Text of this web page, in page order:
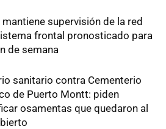
mantiene supervisión de la red
frontal pronosticado para
de semana
sanitario contra Cementerio
de Puerto Montt: piden
osamentas que quedaron al